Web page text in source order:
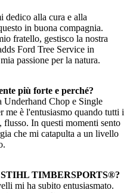
dedico alla cura e alla
in buona compagnia.
fratello, gestisco la nostra
Ford Tree Service in
passione per la natura.
più forte e perché?
Underhand Chop e Single
è l'entusiasmo quando tutti i
In questi momenti sento
che mi catapulta a un livello
STIHL TIMBERSPORTS®?
mi ha subito entusiasmato.